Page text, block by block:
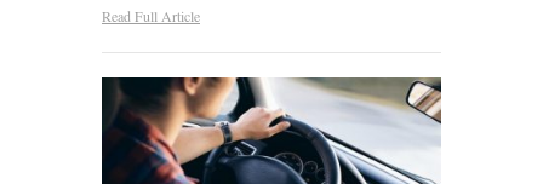
Read Full Article